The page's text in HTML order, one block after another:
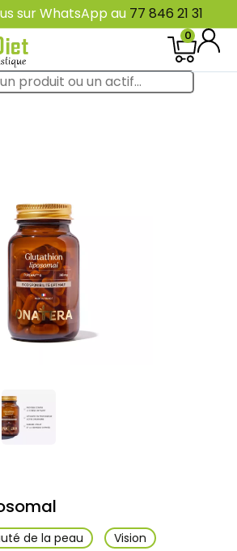
sur WhatsApp au 77 846 21 31
0
de la peau Vision